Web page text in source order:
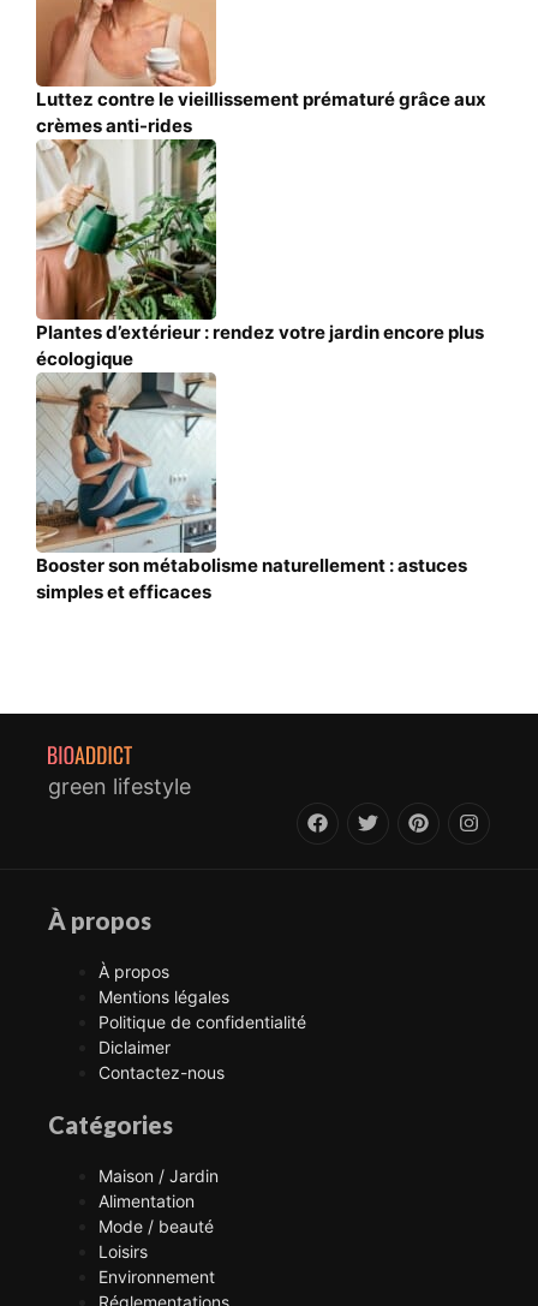
Luttez contre le vieillissement prématuré grâce aux
crèmes anti-rides
Plantes d’extérieur : rendez votre jardin encore plus
écologique
Booster son métabolisme naturellement : astuces
simples et efficaces
green lifestyle
À propos
À propos
Mentions légales
Politique de confidentialité
Diclaimer
Contactez-nous
Catégories
Maison / Jardin
Alimentation
Mode / beauté
Loisirs
Environnement
Réglementations